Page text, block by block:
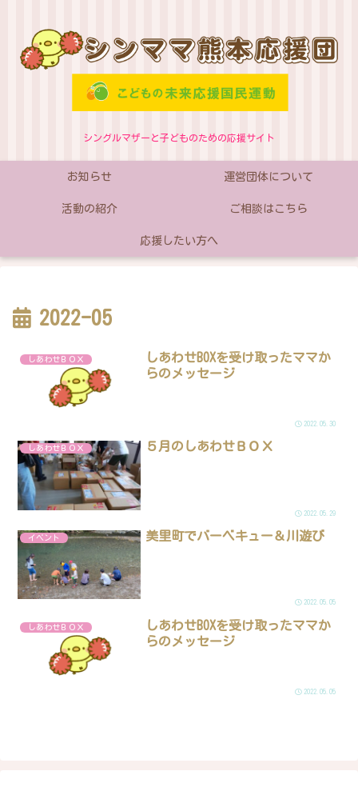
シングルマザーと子どものための応援サイト
お知らせ 運営団体について
活動の紹介 ご相談はこちら
応援したい方へ
2022-05
しあわせＢＯＸ
しあわせBOXを受け取ったママか
らのメッセージ
2022.05.30
しあわせＢＯＸ ５月のしあわせＢＯＸ
2022.05.29
イベント 美里町でバーベキュー＆川遊び
2022.05.05
しあわせＢＯＸ
しあわせBOXを受け取ったママか
らのメッセージ
2022.05.05